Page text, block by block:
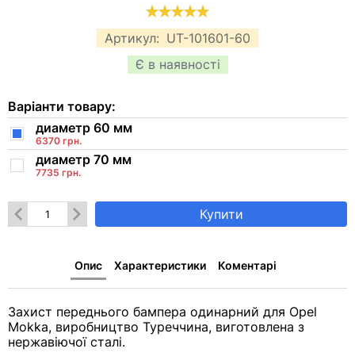
Артикул: UT-101601-60
Є в наявності
Варіанти товару:
диаметр 60 мм
6370 грн.
диаметр 70 мм
7735 грн.
Купити
Опис Характеристики Коментарі
Захист переднього бампера одинарний для Opel
Mokka, виробництво Туреччина, виготовлена з
нержавіючої сталі.